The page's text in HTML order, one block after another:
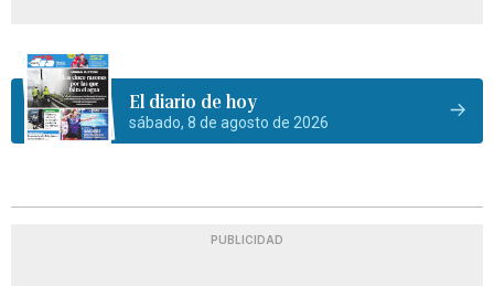
El diario de hoy
sábado, 8 de agosto de 2026
PUBLICIDAD